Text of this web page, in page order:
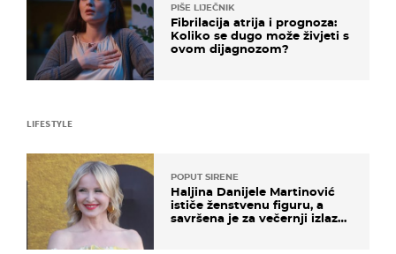
PIŠE LIJEČNIK
Fibrilacija atrija i prognoza:
Koliko se dugo može živjeti s
ovom dijagnozom?
LIFESTYLE
POPUT SIRENE
Haljina Danijele Martinović
ističe ženstvenu figuru, a
savršena je za večernji izlazak